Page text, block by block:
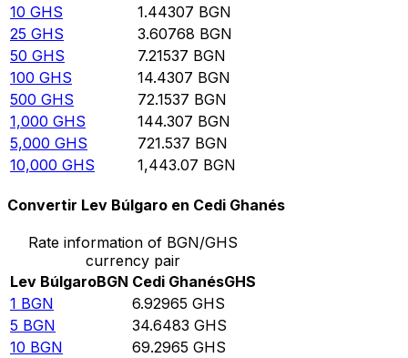
10 GHS 1.44307 BGN
25 GHS 3.60768 BGN
50 GHS 7.21537 BGN
100 GHS 14.4307 BGN
500 GHS 72.1537 BGN
1,000 GHS 144.307 BGN
5,000 GHS 721.537 BGN
10,000 GHS 1,443.07 BGN
Convertir Lev Búlgaro en Cedi Ghanés
Rate information of BGN/GHS
currency pair
Lev BúlgaroBGN Cedi GhanésGHS
1 BGN 6.92965 GHS
5 BGN 34.6483 GHS
10 BGN 69.2965 GHS